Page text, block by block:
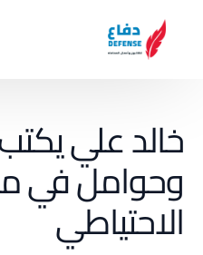
خالد علي
وحوامل في
الاحتياطي